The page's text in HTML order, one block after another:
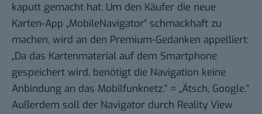
kaputt gemacht hat. Um den Käufer die neue
Karten-App „MobileNavigator“ schmackhaft zu
machen, wird an den Premium-Gedanken appelliert:
„Da das Kartenmaterial auf dem Smartphone
gespeichert wird, benötigt die Navigation keine
Anbindung an das Mobilfunknetz.“ = „Ätsch, Google.“
Außerdem soll der Navigator durch Reality View